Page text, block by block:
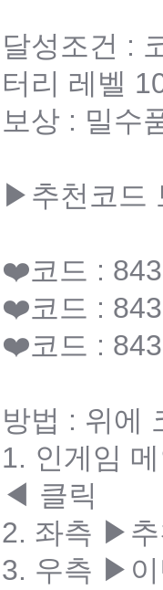
달성조건 :
터리 레벨
보상 : 밀수
▶추천코드
❤️코드 :
❤️코드 :
❤️코드 :
방법 : 위에
1. 인게임
◀ 클릭
2. 좌측 ▶
3. 우측 ▶